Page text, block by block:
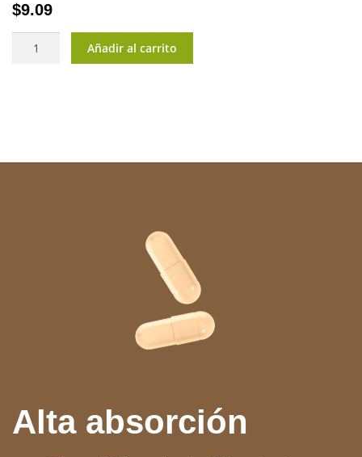
$9.09
cantidad
Añadir al carrito
Alta absorción